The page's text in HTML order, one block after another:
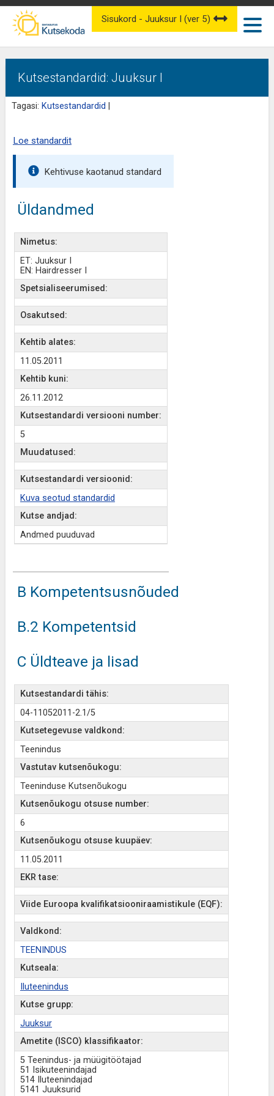
Kutsestandardid: Juuksur I
Tagasi: Kutsestandardid
Sisukord - Juuksur I (ver 5)
Loe standardit
Kehtivuse kaotanud standard
Üldandmed
Nimetus:
ET: Juuksur I
EN: Hairdresser I
Spetsialiseerumised:
Osakutsed:
Kehtib alates:
11.05.2011
Kehtib kuni:
26.11.2012
Kutsestandardi versiooni number:
5
Muudatused:
Kutsestandardi versioonid:
Kuva seotud standardid
Kutse andjad:
Andmed puuduvad
B Kompetentsusnõuded
B.2 Kompetentsid
C Üldteave ja lisad
Kutsestandardi tähis:
04-11052011-2.1/5
Kutsetegevuse valdkond:
Teenindus
Vastutav kutsenõukogu:
Teeninduse Kutsenõukogu
Kutsenõukogu otsuse number:
6
Kutsenõukogu otsuse kuupäev:
11.05.2011
EKR tase:
Viide Euroopa kvalifikatsiooniraamistikule (EQF):
Valdkond:
TEENINDUS
Kutseala:
Iluteenindus
Kutse grupp:
Juuksur
Ametite (ISCO) klassifikaator:
5 Teenindus- ja müügitöötajad
51 Isikuteenindajad
514 Iluteenindajad
5141 Juuksurid